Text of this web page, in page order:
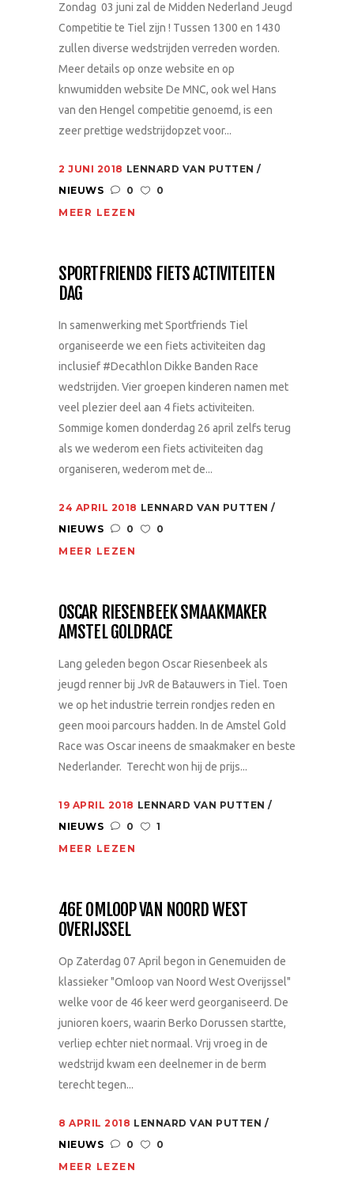
Zondag 03 juni zal de Midden Nederland Jeugd
Competitie te Tiel zijn ! Tussen 1300 en 1430
zullen diverse wedstrijden verreden worden.
Meer details op onze website en op
knwumidden website De MNC, ook wel Hans
van den Hengel competitie genoemd, is een
zeer prettige wedstrijdopzet voor...
2 JUNI 2018 LENNARD VAN PUTTEN
NIEUWS
0
0
MEER LEZEN
SPORTFRIENDS FIETS ACTIVITEITEN
DAG
In samenwerking met Sportfriends Tiel
organiseerde we een fiets activiteiten dag
inclusief #Decathlon Dikke Banden Race
wedstrijden. Vier groepen kinderen namen met
veel plezier deel aan 4 fiets activiteiten.
Sommige komen donderdag 26 april zelfs terug
als we wederom een fiets activiteiten dag
organiseren, wederom met de...
24 APRIL 2018 LENNARD VAN PUTTEN
NIEUWS
0
0
MEER LEZEN
OSCAR RIESENBEEK SMAAKMAKER
AMSTEL GOLDRACE
Lang geleden begon Oscar Riesenbeek als
jeugd renner bij JvR de Batauwers in Tiel. Toen
we op het industrie terrein rondjes reden en
geen mooi parcours hadden. In de Amstel Gold
Race was Oscar ineens de smaakmaker en beste
Nederlander. Terecht won hij de prijs...
19 APRIL 2018 LENNARD VAN PUTTEN
NIEUWS
0
1
MEER LEZEN
46E OMLOOP VAN NOORD WEST
OVERIJSSEL
Op Zaterdag 07 April begon in Genemuiden de
klassieker "Omloop van Noord West Overijssel"
welke voor de 46 keer werd georganiseerd. De
junioren koers, waarin Berko Dorussen startte,
verliep echter niet normaal. Vrij vroeg in de
wedstrijd kwam een deelnemer in de berm
terecht tegen...
8 APRIL 2018 LENNARD VAN PUTTEN
NIEUWS
0
0
MEER LEZEN